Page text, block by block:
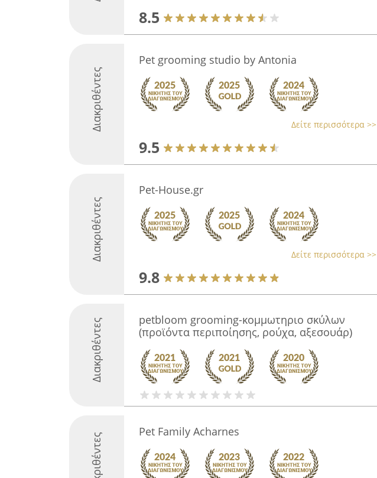
8.5
Διακριθέντες
Pet grooming studio by Antonia
Δείτε περισσότερα >>
9.5
Διακριθέντες
Pet-House.gr
Δείτε περισσότερα >>
9.8
Διακριθέντες
petbloom grooming-κομμωτηριο σκύλων
(προϊόντα περιποίησης, ρούχα, αξεσουάρ)
Διακριθέντες
Pet Family Acharnes